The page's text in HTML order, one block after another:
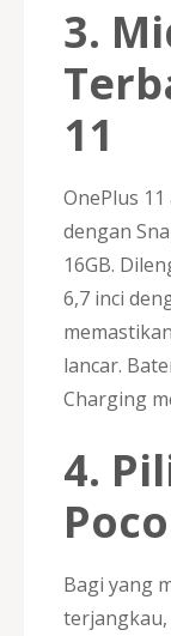
3.
11
OnePlus
dengan
16GB.
6,7 inci
lancar.
Charging
4.
Bagi yang
terjangkau,